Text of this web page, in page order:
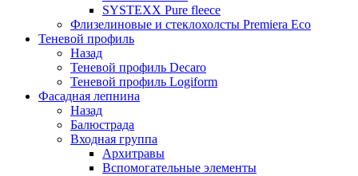
SYSTEXX Pure fleece
Флизелиновые и стеклохолсты Premiera Eco
Теневой профиль
Назад
Теневой профиль Decaro
Теневой профиль Logiform
Фасадная лепнина
Назад
Балюстрада
Входная группа
Архитравы
Вспомогательные элементы